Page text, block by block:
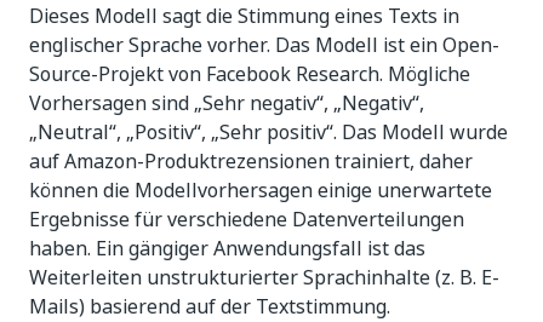
Dieses Modell sagt die Stimmung eines Texts in
englischer Sprache vorher. Das Modell ist ein Open-
Source-Projekt von Facebook Research. Mögliche
Vorhersagen sind „Sehr negativ“, „Negativ“,
„Neutral“, „Positiv“, „Sehr positiv“. Das Modell wurde
auf Amazon-Produktrezensionen trainiert, daher
können die Modellvorhersagen einige unerwartete
Ergebnisse für verschiedene Datenverteilungen
haben. Ein gängiger Anwendungsfall ist das
Weiterleiten unstrukturierter Sprachinhalte (z. B. E-
Mails) basierend auf der Textstimmung.